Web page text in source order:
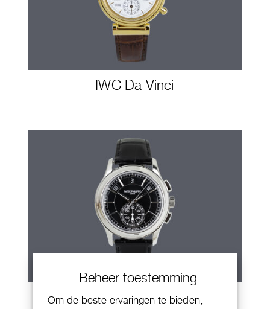
Beheer toestemming
Om de beste ervaringen te bieden,
IWC Da Vinci
Patek Philippe Annual Calendar